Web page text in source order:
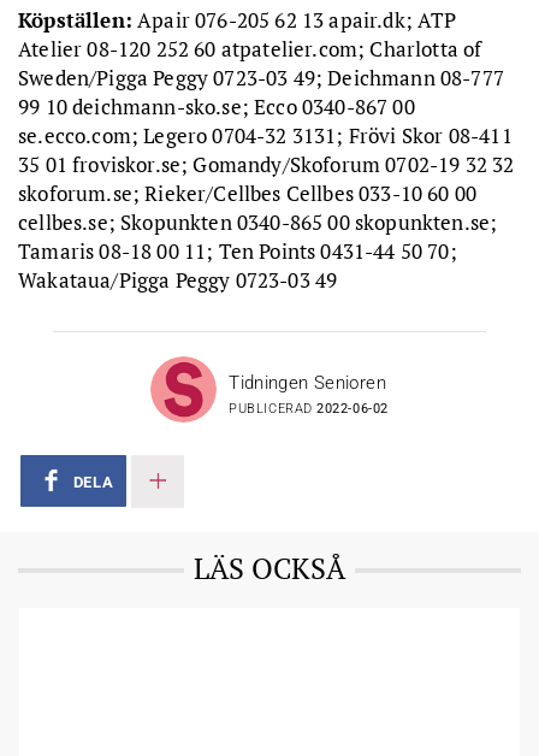
Köpställen: Apair 076-205 62 13 apair.dk; ATP
Atelier 08-120 252 60 atpatelier.com; Charlotta of
Sweden/Pigga Peggy 0723-03 49; Deichmann 08-777
99 10 deichmann-sko.se; Ecco 0340-867 00
se.ecco.com; Legero 0704-32 3131; Frövi Skor 08-411
35 01 froviskor.se; Gomandy/Skoforum 0702-19 32 32
skoforum.se; Rieker/Cellbes Cellbes 033-10 60 00
cellbes.se; Skopunkten 0340-865 00 skopunkten.se;
Tamaris 08-18 00 11; Ten Points 0431-44 50 70;
Wakataua/Pigga Peggy 0723-03 49
Tidningen Senioren
PUBLICERAD2022-06-02
DELA
LÄS OCKSÅ